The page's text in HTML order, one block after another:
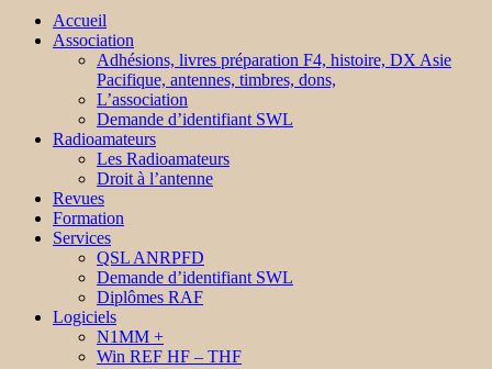
Accueil
Association
Adhésions, livres préparation F4, histoire, DX Asie
Pacifique, antennes, timbres, dons,
L’association
Demande d’identifiant SWL
Radioamateurs
Les Radioamateurs
Droit à l’antenne
Revues
Formation
Services
QSL ANRPFD
Demande d’identifiant SWL
Diplômes RAF
Logiciels
N1MM +
Win REF HF – THF